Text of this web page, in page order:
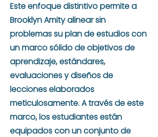
Este enfoque distintivo permite a
Brooklyn Amity alinear sin
problemas su plan de estudios con
un marco sólido de objetivos de
aprendizaje, estándares,
evaluaciones y diseños de
lecciones elaborados
meticulosamente. A través de este
marco, los estudiantes están
equipados con un conjunto de